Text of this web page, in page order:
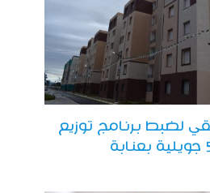
لضبط برنامج توزيع